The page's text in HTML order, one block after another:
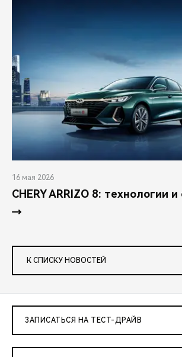
16 мая 2026
CHERY ARRIZO 8: технологии и
К СПИСКУ НОВОСТЕЙ
ЗАПИСАТЬСЯ НА ТЕСТ-ДРАЙВ